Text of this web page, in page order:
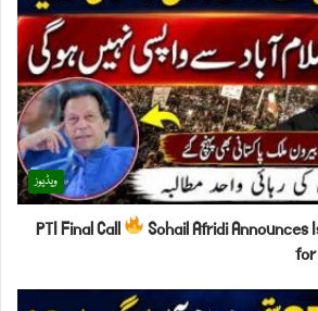
ویڈیوز
PTI Final Call
Sohail Afridi Announces
for